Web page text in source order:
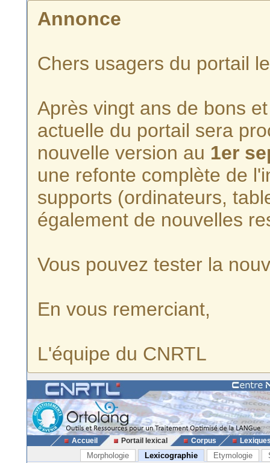
Annonce
Chers usagers du portail
Après vingt ans de bons
actuelle du portail sera
nouvelle version au 1er
une refonte complète de
supports (ordinateurs,
également de nouvelles
Vous pouvez tester la
En vous remerciant,
L'équipe du CNRTL
Accueil Portail lexical Corpus
Morphologie Lexicographie Etymologie